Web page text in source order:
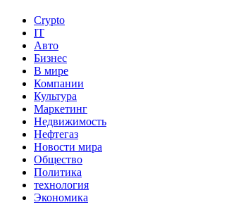
Crypto
IT
Авто
Бизнес
В мире
Компании
Культура
Маркетинг
Недвижимость
Нефтегаз
Новости мира
Общество
Политика
технология
Экономика